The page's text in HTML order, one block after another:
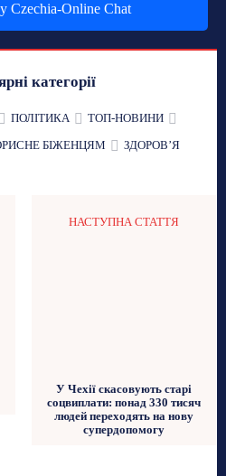
Czechia-Online Chat
категорії
ПОЛІТИКА
ТОП-НОВИНИ
БІЖЕНЦЯМ ЗДОРОВʼЯ
НАСТУПНА СТАТТЯ
У Чехії скасовують старі
соцвиплати: понад 330 тисяч
людей переходять на нову
супердопомогу